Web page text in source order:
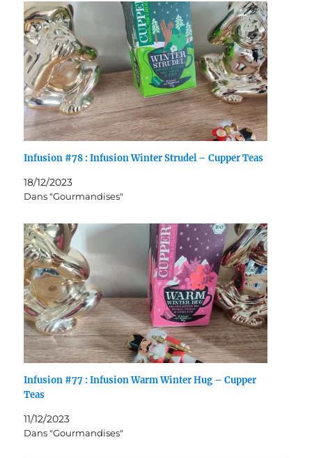
Infusion #78 : Infusion Winter Strudel – Cupper Teas
18/12/2023
Dans "Gourmandises"
Infusion #77 : Infusion Warm Winter Hug – Cupper
Teas
11/12/2023
Dans "Gourmandises"